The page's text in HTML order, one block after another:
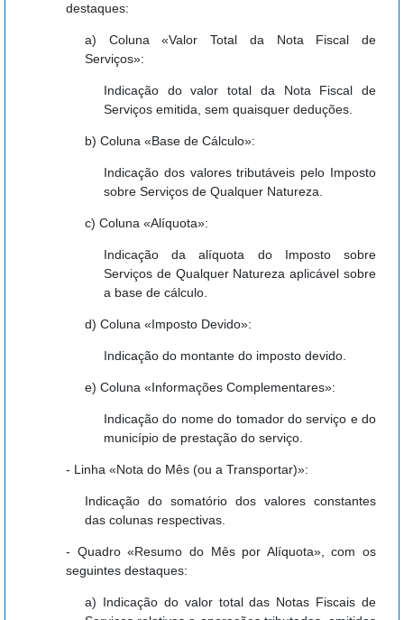
destaques:
a) Coluna «Valor Total da Nota Fiscal de
Serviços»:
Indicação do valor total da Nota Fiscal de
Serviços emitida, sem quaisquer deduções.
b) Coluna «Base de Cálculo»:
Indicação dos valores tributáveis pelo Imposto
sobre Serviços de Qualquer Natureza.
c) Coluna «Alíquota»:
Indicação da alíquota do Imposto sobre
Serviços de Qualquer Natureza aplicável sobre
a base de cálculo.
d) Coluna «Imposto Devido»:
Indicação do montante do imposto devido.
e) Coluna «Informações Complementares»:
Indicação do nome do tomador do serviço e do
município de prestação do serviço.
- Linha «Nota do Mês (ou a Transportar)»:
Indicação do somatório dos valores constantes
das colunas respectivas.
- Quadro «Resumo do Mês por Alíquota», com os
seguintes destaques:
a) Indicação do valor total das Notas Fiscais de